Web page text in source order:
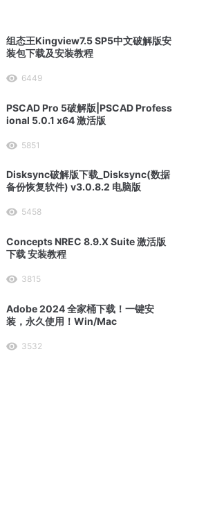
组态王Kingview7.5 SP5中文破解版安
装包下载及安装教程
6449
PSCAD Pro 5破解版|PSCAD Profess
ional 5.0.1 x64 激活版
5851
Disksync破解版下载_Disksync(数据
备份恢复软件) v3.0.8.2 电脑版
5458
Concepts NREC 8.9.X Suite 激活版
下载 安装教程
3815
Adobe 2024 全家桶下载！一键安
装，永久使用！Win/Mac
3532